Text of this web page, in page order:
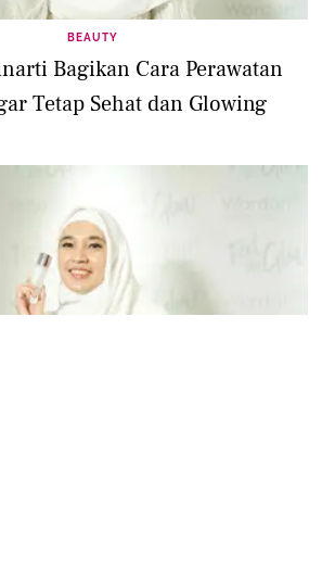
BEAUTY
Bagikan Cara Perawatan
Tetap Sehat dan Glowing